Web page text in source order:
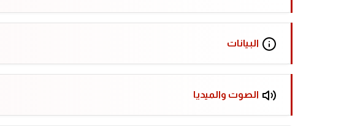
البيانات
الصوت والميديا